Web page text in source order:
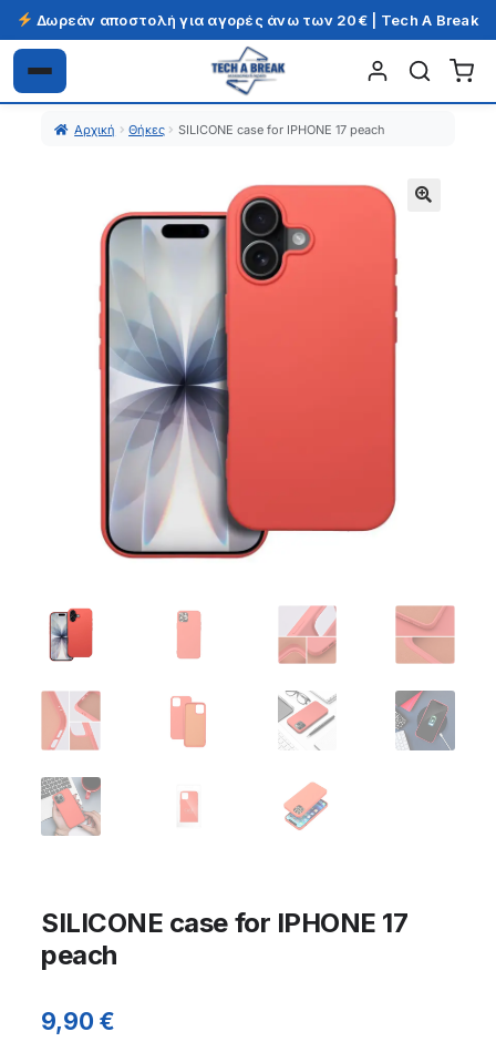
Δωρεάν αποστολή για αγορές άνω των 20€ | Tech A Break
Απευθείας
μετάβαση
Μετάβαση
σε
περιεχόμενο
Αρχική Θήκες SILICONE case for IPHONE 17 peach
SILICONE case for IPHONE 17
peach
9,90€